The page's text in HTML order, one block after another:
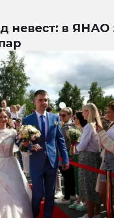
невест: в ЯНАО